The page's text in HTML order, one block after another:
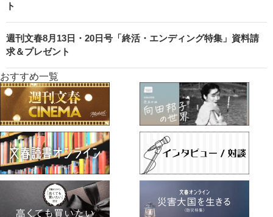
ト
週刊文春8月13日・20日号「終活・エンディング特集」資料請
求＆プレゼント
おすすめ一覧